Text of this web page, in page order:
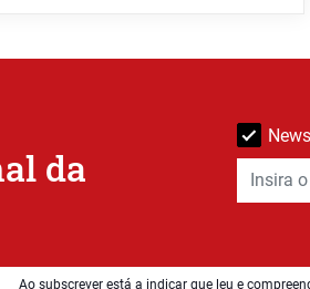
da
Ao subscrever está a indicar que leu e